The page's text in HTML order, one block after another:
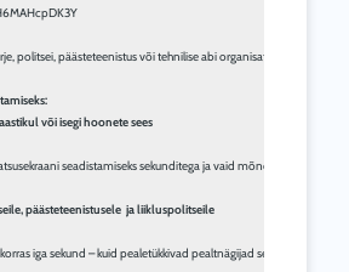
politsei, päästeteenistus või tehnilise abi organisatsioon –
või isegi hoonete sees
seadistamiseks sekunditega ja vaid mõne liigutusega
päästeteenistusele  ja liikluspolitseile
iga sekund – kuid pealetükkivad pealtnägijad segavad